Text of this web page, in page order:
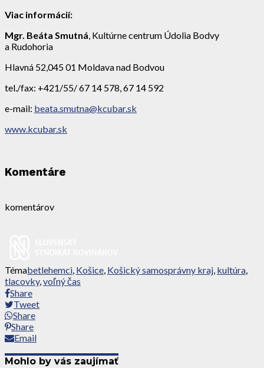
Viac informácií:
Mgr. Beáta Smutná , Kultúrne centrum Údolia Bodvy
a Rudohoria
Hlavná 52,045 01 Moldava nad Bodvou
tel./fax: +421/55/ 67 14 578, 67 14 592
e-mail: beata.smutna@kcubar.sk
www.kcubar.sk
Komentáre
komentárov
Témabetlehemci, Košice, Košický samosprávny kraj, kultúra,
tlacovky,voľný čas
Share
Tweet
Share
Share
Email
Mohlo by vás zaujímať